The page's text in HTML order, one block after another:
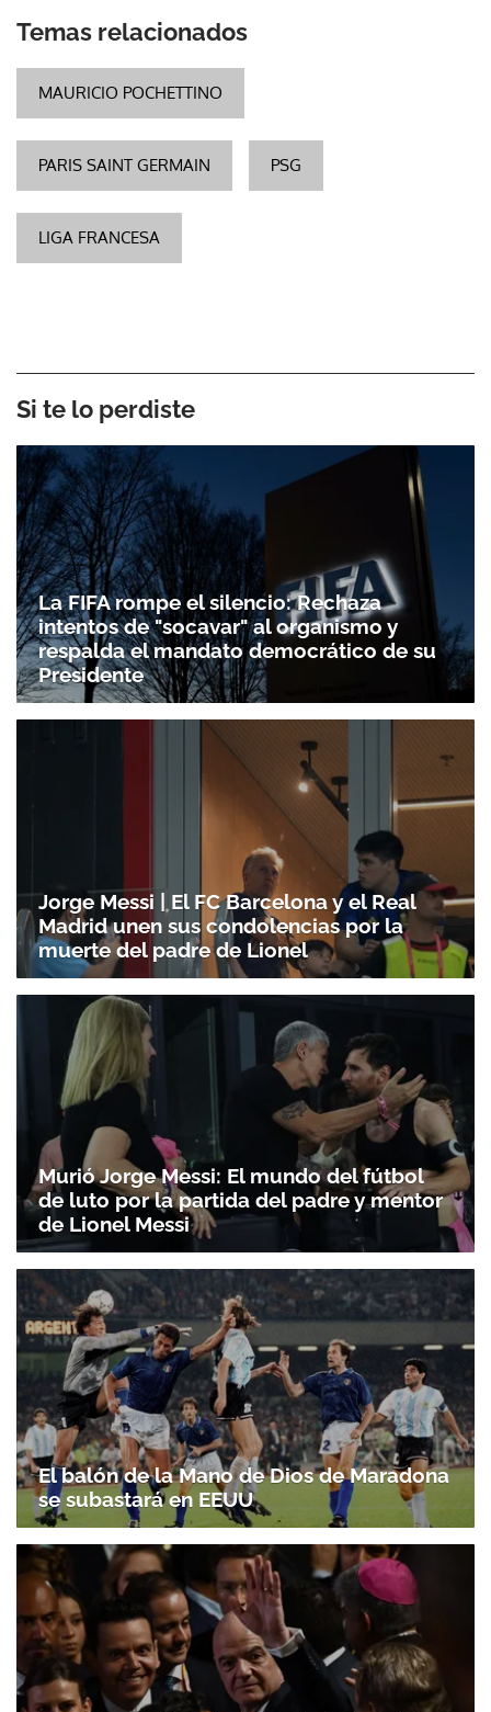
Temas relacionados
MAURICIO POCHETTINO
PARIS SAINT GERMAIN PSG
LIGA FRANCESA
Si te lo perdiste
La FIFA rompe el silencio: Rechaza
intentos de "socavar" al organismo y
respalda el mandato democrático de su
Presidente
Jorge Messi | El FC Barcelona y el Real
Madrid unen sus condolencias por la
muerte del padre de Lionel
Murió Jorge Messi: El mundo del fútbol
de luto por la partida del padre y mentor
de Lionel Messi
El balón de la Mano de Dios de Maradona
se subastará en EEUU